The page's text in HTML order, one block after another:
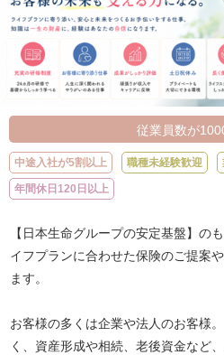
従業員数が
中途入社が5割以上 職種未経験歓迎
年間休日120日以上
【日本生命グループの安定基盤】の
イフプランに合わせた保険のご提案
ます。
お客様の多くは企業や法人のお客様
く、資産形成や相続、老後資金など